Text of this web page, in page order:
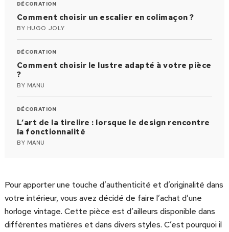
DÉCORATION
Comment choisir un escalier en colimaçon ?
BY HUGO JOLY
DÉCORATION
Comment choisir le lustre adapté à votre pièce
?
BY MANU
DÉCORATION
L’art de la tirelire : lorsque le design rencontre
la fonctionnalité
BY MANU
Pour apporter une touche d’authenticité et d’originalité dans
votre intérieur, vous avez décidé de faire l’achat d’une
horloge vintage. Cette pièce est d’ailleurs disponible dans
différentes matières et dans divers styles. C’est pourquoi il